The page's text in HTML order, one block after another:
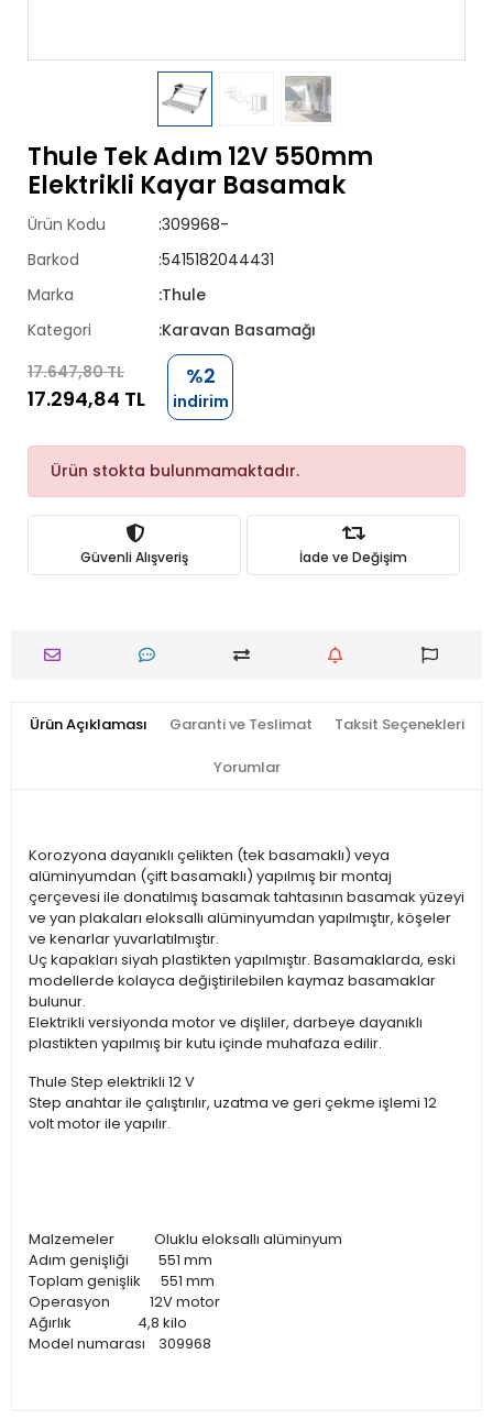
Thule Tek Adım 12V 550mm
Elektrikli Kayar Basamak
Ürün Kodu
:309968-
Barkod
:5415182044431
Marka
:Thule
Kategori
:Karavan Basamağı
17.647,80 TL
17.294,84 TL
%2
indirim
Ürün stokta bulunmamaktadır.
Güvenli Alışveriş İade ve Değişim
Ürün Açıklaması Garanti ve Teslimat Taksit Seçenekleri
Yorumlar
Korozyona dayanıklı çelikten (tek basamaklı) veya
alüminyumdan (çift basamaklı) yapılmış bir montaj
çerçevesi ile donatılmış basamak tahtasının basamak yüzeyi
ve yan plakaları eloksallı alüminyumdan yapılmıştır, köşeler
ve kenarlar yuvarlatılmıştır.
Uç kapakları siyah plastikten yapılmıştır. Basamaklarda, eski
modellerde kolayca değiştirilebilen kaymaz basamaklar
bulunur.
Elektrikli versiyonda motor ve dişliler, darbeye dayanıklı
plastikten yapılmış bir kutu içinde muhafaza edilir.
Thule Step elektrikli 12 V
Step anahtar ile çalıştırılır, uzatma ve geri çekme işlemi 12
volt motor ile yapılır.
Malzemeler Oluklu eloksallı alüminyum
Adım genişliği 551 mm
Toplam genişlik 551 mm
Operasyon 12V motor
Ağırlık 4,8 kilo
Model numarası 309968